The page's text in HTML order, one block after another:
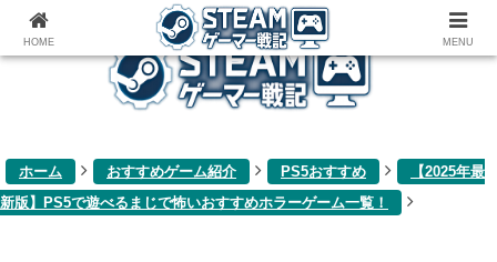
ゲーム関連雑記ブログ
ホーム おすすめゲーム紹介 PS5おすすめ
【2025年最
新版】PS5で遊べるまじで怖いおすすめホラーゲーム一覧！
HOME MENU